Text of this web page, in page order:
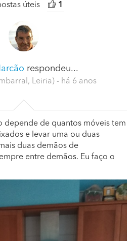
úteis 1
respondeu...
Leiria) - há 6 anos
depende de quantos móveis tem
e levar uma ou duas
duas demãos de
entre demãos. Eu faço o